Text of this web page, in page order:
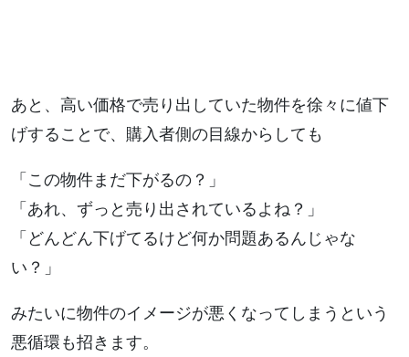
あと、高い価格で売り出していた物件を徐々に値下
げすることで、購入者側の目線からしても
「この物件まだ下がるの？」
「あれ、ずっと売り出されているよね？」
「どんどん下げてるけど何か問題あるんじゃな
い？」
みたいに物件のイメージが悪くなってしまうという
悪循環も招きます。